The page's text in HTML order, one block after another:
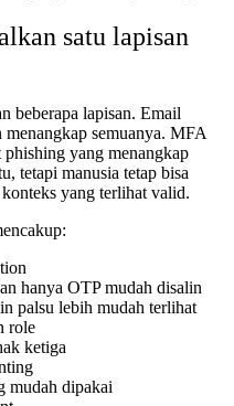
satu lapisan
beberapa lapisan. Email
semuanya. MFA
yang menangkap
tetapi manusia tetap bisa
yang terlihat valid.
hanya OTP mudah disalin
palsu lebih mudah terlihat
role
ketiga
mudah dipakai